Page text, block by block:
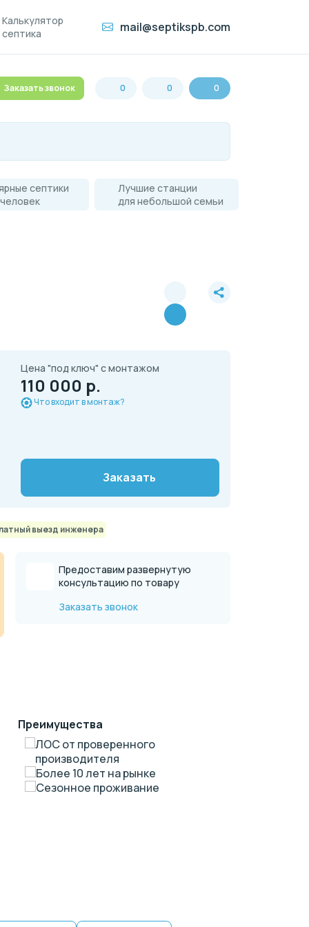
Калькулятор
септика
mail@septikspb.com
Заказать звонок 0 0 0
септики
Лучшие станции
для небольшой семьи
Цена "под ключ" с монтажом
110 000 р.
Что входит в монтаж?
Заказать
выезд инженера
Предоставим развернутую
консультацию по товару
Заказать звонок
Преимущества
ЛОС от проверенного
производителя
Более 10 лет на рынке
Сезонное проживание